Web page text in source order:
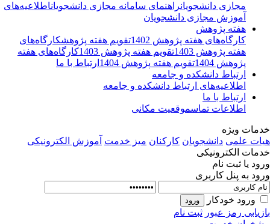
مجازی دانشجویانراهنمای سامانه مجازی دانشجویاناطلاعیه‌‌های
آموزش مجازی دانشجویان
هفته پژوهش
کارگاه‌های هفته پژوهش 1402
تقویم هفته پژوهشکارگاه‌های
هفته پژوهش 1403
تقویم هفته پژوهش 1403
کارگاه‌های هفته
پژوهش 1404
تقویم هفته پژوهش 1404
ارتباط با ما
ارتباط دانشکده و جامعه
اطلاعیه‌های ارتباط دانشکده و جامعه
ارتباط با ما
اطلاعات تماسموقعیت مکانی
ویژه
علمی دانشجویان کارکنان میز خدمت آموزش الکترونیکی
الکترونیکی
یا ثبت نام
به پنل کاربری
ورود خودکار
رمز عبور ثبت نام